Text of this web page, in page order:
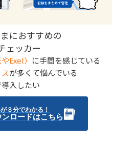
におすすめの
ェッカー
Exel） に手間を感じている
が多くて悩んでいる
導入したい
３分でわかる！
ロードはこちら